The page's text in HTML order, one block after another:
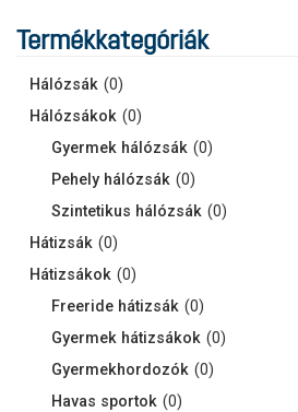
Termékkategóriák
Hálózsák (0)
Hálózsákok (0)
Gyermek hálózsák (0)
Pehely hálózsák (0)
Szintetikus hálózsák (0)
Hátizsák (0)
Hátizsákok (0)
Freeride hátizsák (0)
Gyermek hátizsákok (0)
Gyermekhordozók (0)
Havas sportok (0)